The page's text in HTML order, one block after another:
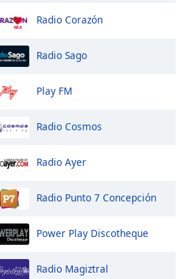
Radio Corazón
Radio Sago
Play FM
Radio Cosmos
Radio Ayer
Radio Punto 7 Concepción
Power Play Discotheque
Radio Magiztral